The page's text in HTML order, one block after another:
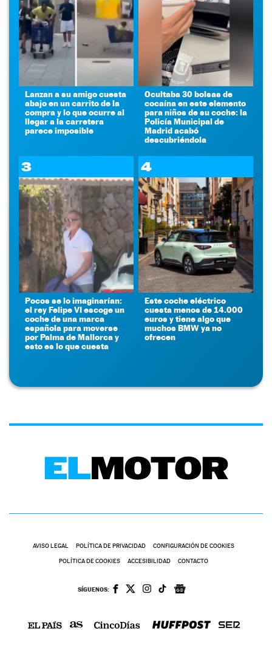
Lanzan a su amigo cuesta
abajo en un carrito de la
compra y lo que ocurre al
llegar a la carretera
parece imposible
Ocultaba 30 bolsas de
cocaína en este elemento
para niños de su coche: la
Policía Municipal de
Madrid acabó
descubriéndola
3
Pocos se lo imaginarían:
el rey Felipe VI escoge un
coche de una marca
española para moverse
por Palma de Mallorca y
esto es lo que cuesta
4
Este coche eléctrico
cuesta menos de 14.000
euros y tiene algo que
muchos BMW ya no
ofrecen
AVISO LEGAL POLÍTICA DE PRIVACIDAD CONFIGURACIÓN DE COOKIES
POLÍTICA DE COOKIES ACCESIBILIDAD CONTACTO
SÍGUENOS: